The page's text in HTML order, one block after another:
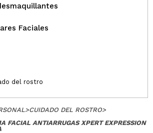
Faciales
del rostro
>CUIDADO DEL ROSTRO>
FACIAL ANTIARRUGAS XPERT EXPRESSION